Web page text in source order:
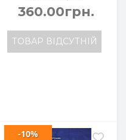
360.00грн.
ТОВАР ВІДСУТНІЙ
-10%